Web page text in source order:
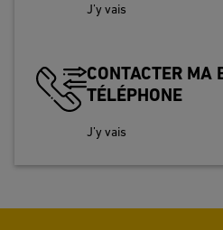
J’y vais
CONTACTER MA
TÉLÉPHONE
J’y vais